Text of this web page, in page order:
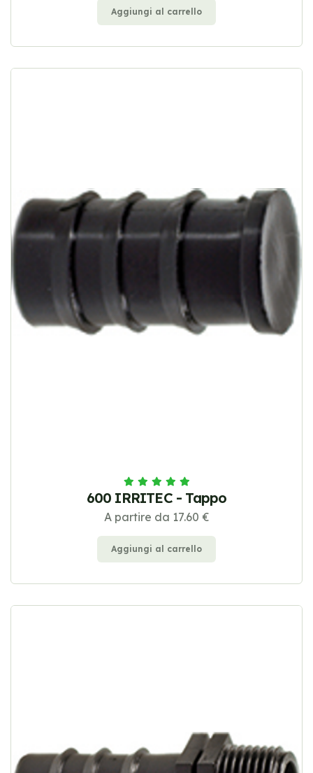
Aggiungi al carrello
600 IRRITEC - Tappo
A partire da 17.60 €
Aggiungi al carrello